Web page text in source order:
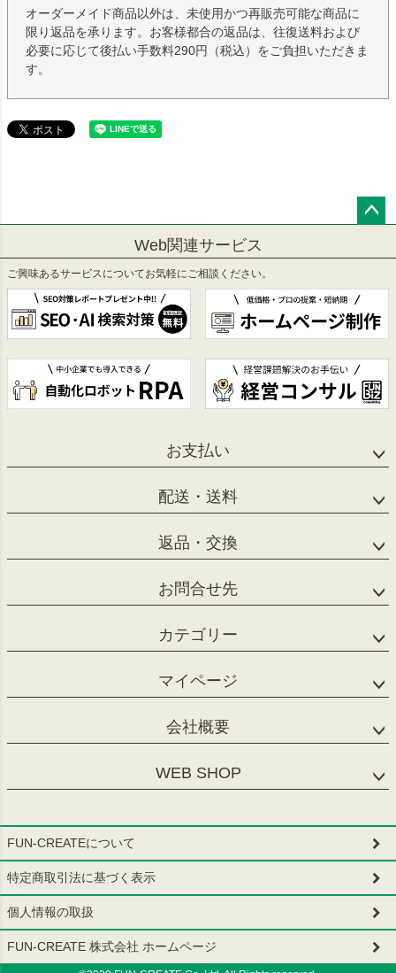
オーダーメイド商品以外は、未使用かつ再販売可能な商品に
限り返品を承ります。お客様都合の返品は、往復送料および
必要に応じて後払い手数料290円（税込）をご負担いただきま
す。
へ
Web関連サービス
ご興味あるサービスについてお気軽にご相談ください。
お支払い
配送・送料
返品・交換
お問合せ先
カテゴリー
マイページ
会社概要
WEB SHOP
FUN-CREATEについて
特定商取引法に基づく表示
個人情報の取扱
FUN-CREATE 株式会社 ホームページ